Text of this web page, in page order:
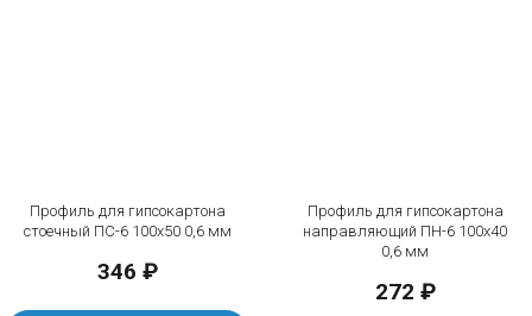
Профиль для гипсокартона
стоечный ПС-6 100х50 0,6 мм
346 ₽
Профиль для гипсокартона
направляющий ПН-6 100х40
0,6 мм
272 ₽